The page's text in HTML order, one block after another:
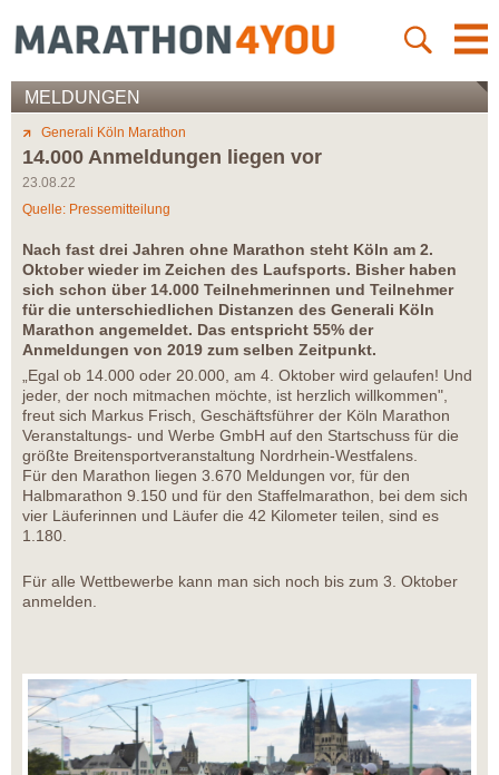
MELDUNGEN
Generali Köln Marathon
14.000 Anmeldungen liegen vor
23.08.22
Quelle: Pressemitteilung
Nach fast drei Jahren ohne Marathon steht Köln am 2.
Oktober wieder im Zeichen des Laufsports. Bisher haben
sich schon über 14.000 Teilnehmerinnen und Teilnehmer
für die unterschiedlichen Distanzen des Generali Köln
Marathon angemeldet. Das entspricht 55% der
Anmeldungen von 2019 zum selben Zeitpunkt.
„Egal ob 14.000 oder 20.000, am 4. Oktober wird gelaufen! Und
jeder, der noch mitmachen möchte, ist herzlich willkommen",
freut sich Markus Frisch, Geschäftsführer der Köln Marathon
Veranstaltungs- und Werbe GmbH auf den Startschuss für die
größte Breitensportveranstaltung Nordrhein-Westfalens.
Für den Marathon liegen 3.670 Meldungen vor, für den
Halbmarathon 9.150 und für den Staffelmarathon, bei dem sich
vier Läuferinnen und Läufer die 42 Kilometer teilen, sind es
1.180.
Für alle Wettbewerbe kann man sich noch bis zum 3. Oktober
anmelden.